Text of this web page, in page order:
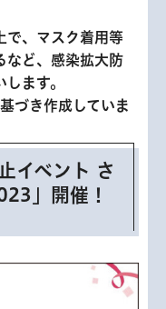
で、マスク着用等
など、感染拡大防
ます。
づき作成していま
イベント さ
」開催！